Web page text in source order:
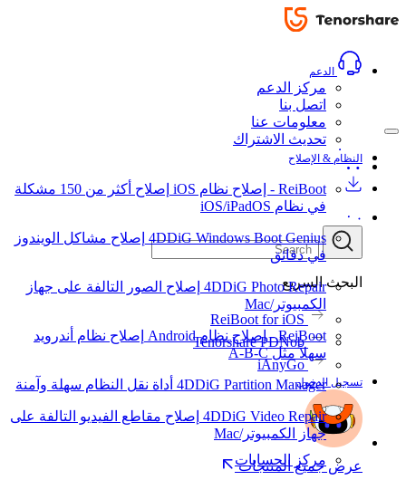
الدعم
مركز الدعم
اتصل بنا
معلومات عنا
تحديث الاشتراك
البحث السريع
ReiBoot for iOS
Tenorshare PDNob
iAnyGo
تسجيل الدخول
مركز الحسابات
النظام & الإصلاح
ReiBoot - إصلاح نظام iOS
إصلاح أكثر من 150 مشكلة
في نظام iOS/iPadOS
4DDiG Windows Boot Genius إصلاح مشاكل الويندوز
في دقائق
4DDiG Photo Repair إصلاح الصور التالفة على جهاز
الكمبيوتر/Mac
ReiBoot - إصلاح نظام Android
إصلاح نظام أندرويد
سهلاً مثل A-B-C
4DDiG Partition Manager أداة نقل النظام سهلة وآمنة
4DDiG Video Repair إصلاح مقاطع الفيديو التالفة على
جهاز الكمبيوتر/Mac
عرض جميع المنتجات